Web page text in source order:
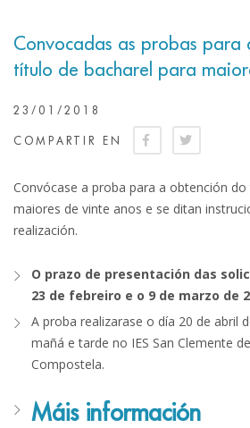
Convocadas as probas para
título de bacharel para
23/01/2018
COMPARTIR EN
Convócase a proba para a obtención
maiores de vinte anos e se ditan
realización.
O prazo de presentación das
23 de febreiro e o 9 de marzo de
A proba realizarase o día 20 de abril
mañá e tarde no IES San Clemente
Compostela.
Máis información